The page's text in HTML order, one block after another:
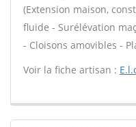
(Extension maison,
fluide - Surélévation
- Cloisons amovibles -
Voir la fiche artisan :